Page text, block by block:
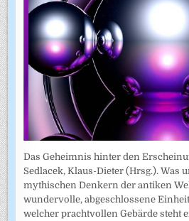
Das Geheimnis hinter den
Sedlacek, Klaus-Dieter (Hrsg.). Was
mythischen Denkern der antiken
wundervolle, abgeschlossene
welcher prachtvollen Gebärde steht